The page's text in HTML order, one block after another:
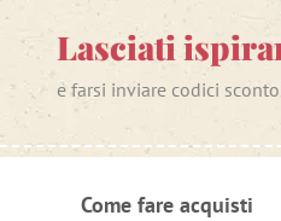
Lasciati
e farsi inviare codici
Come fare acquisti